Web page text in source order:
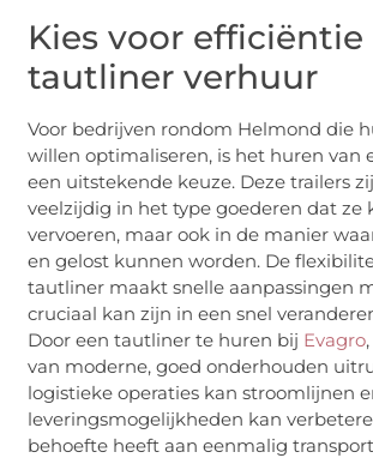
Kies voor
tautliner verhuur
Voor bedrijven rondom Helmond die
willen optimaliseren, is het huren van
een uitstekende keuze. Deze trailers
veelzijdig in het type goederen dat ze
vervoeren, maar ook in de manier
en gelost kunnen worden. De
tautliner maakt snelle aanpassingen
cruciaal kan zijn in een snel
Door een tautliner te huren bij Evagro
van moderne, goed onderhouden
logistieke operaties kan stroomlijnen
leveringsmogelijkheden kan
behoefte heeft aan eenmalig